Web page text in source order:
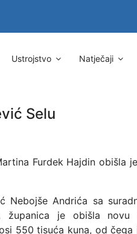
Ustrojstvo Natječaji
Selu
Furdek Hajdin obišla
Nebojše Andrića sa
županica je obišla
550 tisuća kuna, od čega